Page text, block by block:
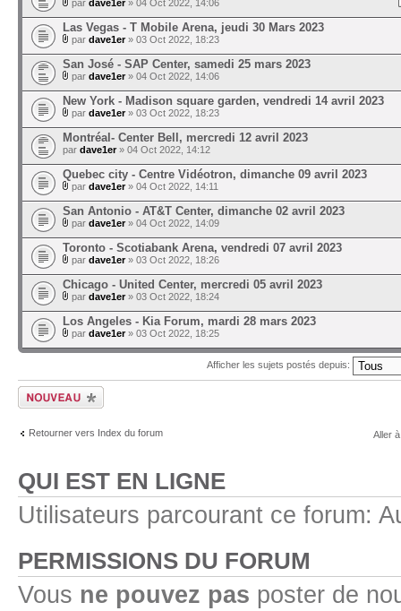
par dave1er» 04 Oct 2022, 14:06
Las Vegas - T Mobile Arena, jeudi 30 Mars 2023
par dave1er» 03 Oct 2022, 18:23
San José - SAP Center, samedi 25 mars 2023
par dave1er» 04 Oct 2022, 14:06
New York - Madison square garden, vendredi 14 avril 2023
par dave1er» 03 Oct 2022, 18:23
Montréal- Center Bell, mercredi 12 avril 2023
par dave1er» 04 Oct 2022, 14:12
Quebec city - Centre Vidéotron, dimanche 09 avril 2023
par dave1er» 04 Oct 2022, 14:11
San Antonio - AT&T Center, dimanche 02 avril 2023
par dave1er» 04 Oct 2022, 14:09
Toronto - Scotiabank Arena, vendredi 07 avril 2023
par dave1er» 03 Oct 2022, 18:26
Chicago - United Center, mercredi 05 avril 2023
par dave1er» 03 Oct 2022, 18:24
Los Angeles - Kia Forum, mardi 28 mars 2023
par dave1er» 03 Oct 2022, 18:25
Afficher les sujets postés depuis:
Ecrire un nouveau
sujet
Retourner vers Index du forum Aller
QUI EST EN LIGNE
Utilisateurs parcourant ce forum:
PERMISSIONS DU FORUM
Vous ne pouvez pas poster de